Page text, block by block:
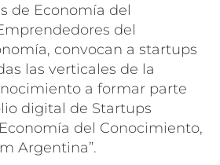
de Economía del
del
convocan a startups
las verticales de la
a formar parte
digital de Startups
del Conocimiento,
Argentina”.